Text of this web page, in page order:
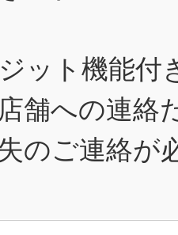
ット機能
舗への連絡
のご連絡が